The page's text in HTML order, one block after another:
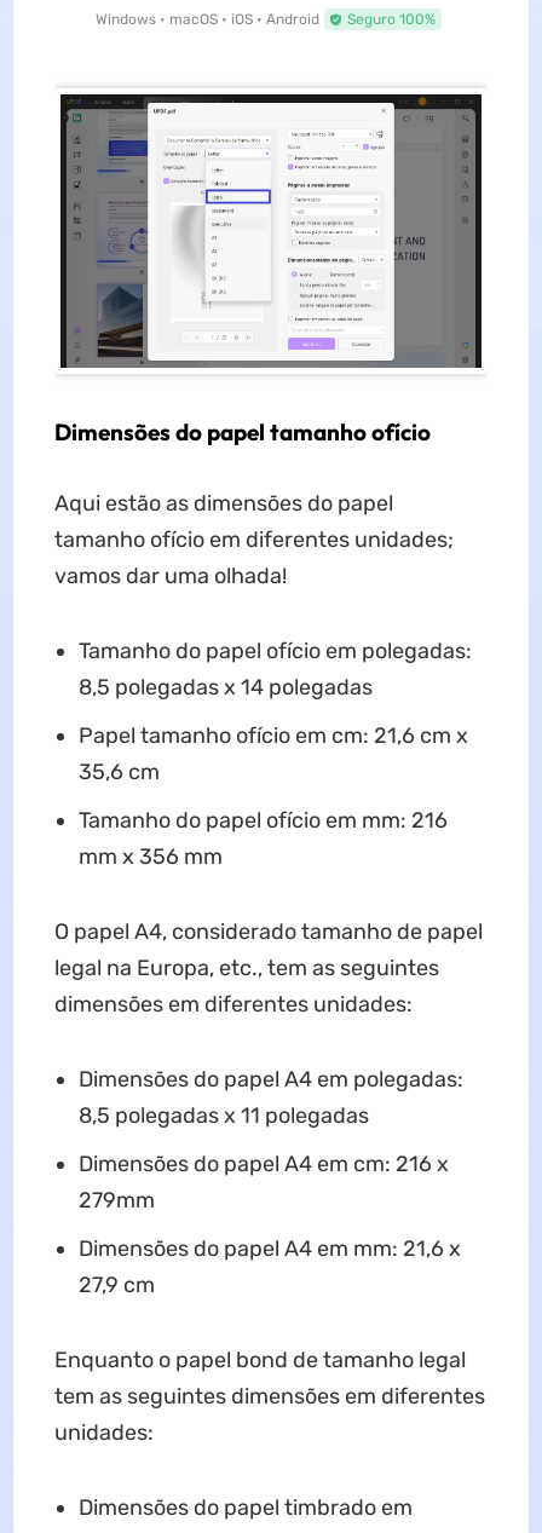
Windows • macOS • iOS • Android Seguro 100%
Dimensões do papel tamanho ofício
Aqui estão as dimensões do papel
tamanho ofício em diferentes unidades;
vamos dar uma olhada!
Tamanho do papel ofício em polegadas:
8,5 polegadas x 14 polegadas
Papel tamanho ofício em cm: 21,6 cm x
35,6 cm
Tamanho do papel ofício em mm: 216
mm x 356 mm
O papel A4, considerado tamanho de papel
legal na Europa, etc., tem as seguintes
dimensões em diferentes unidades:
Dimensões do papel A4 em polegadas:
8,5 polegadas x 11 polegadas
Dimensões do papel A4 em cm: 216 x
279mm
Dimensões do papel A4 em mm: 21,6 x
27,9 cm
Enquanto o papel bond de tamanho legal
tem as seguintes dimensões em diferentes
unidades:
Dimensões do papel timbrado em